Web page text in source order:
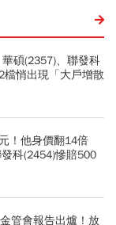
碩(2357)、聯發科
悄出現「大戶增散
！他身價翻14倍
科(2454)慘賠500
管會報告出爐！放